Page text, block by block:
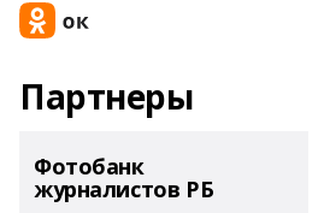
Партнеры
Фотобанк
журналистов РБ